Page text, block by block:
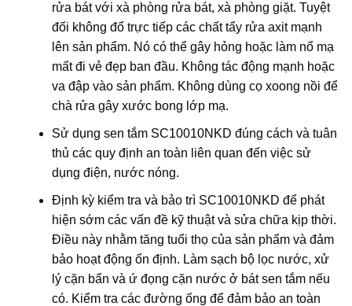
rửa bát với xà phòng rửa bát, xà phòng giặt. Tuyệt
đối không đổ trực tiếp các chất tẩy rửa axit mạnh
lên sản phẩm. Nó có thể gây hỏng hoặc làm nổ mạ
mất đi vẻ đẹp ban đầu. Không tác động mạnh hoặc
va đập vào sản phẩm. Không dùng cọ xoong nồi để
chà rửa gây xước bong lớp mạ.
Sử dụng sen tắm SC10010NKD đúng cách và tuân
thủ các quy định an toàn liên quan đến việc sử
dụng điện, nước nóng.
Định kỳ kiểm tra và bảo trì SC10010NKD để phát
hiện sớm các vấn đề kỹ thuật và sửa chữa kịp thời.
Điều này nhằm tăng tuổi thọ của sản phẩm và đảm
bảo hoạt động ổn định. Làm sạch bộ lọc nước, xử
lý cặn bẩn và ứ đọng cặn nước ở bát sen tắm nếu
có. Kiểm tra các đường ống để đảm bảo an toàn